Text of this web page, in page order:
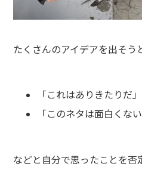
たくさんのアイデアを出そ
「これはありきたりだ」
「このネタは面白くない
などと自分で思ったことを